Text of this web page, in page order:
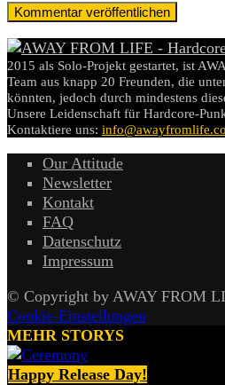
2015 als Solo-Projekt gestartet, ist
Team aus knapp 20 Freunden, die
könnten, jedoch durch mindestens
Unsere Leidenschaft für Hardcore-
Kontaktiere uns:
Our Attitude
Newsletter
Kontakt
FAQ
Datenschutz
Impressum
© Copyright by AWAY FROM
Cookie-Einstellungen
MEHR STORYS
Happy Release Day!